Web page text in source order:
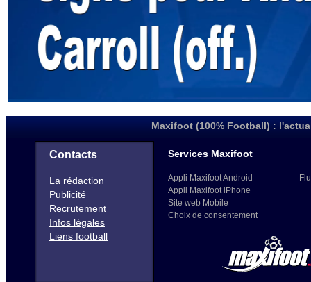
Maxifoot (100% Football) :
Contacts
La rédaction
Publicité
Recrutement
Infos légales
Liens football
Services Maxifoot
Appli Maxifoot Android
Appli Maxifoot iPhone
Site web Mobile
Choix de consentement